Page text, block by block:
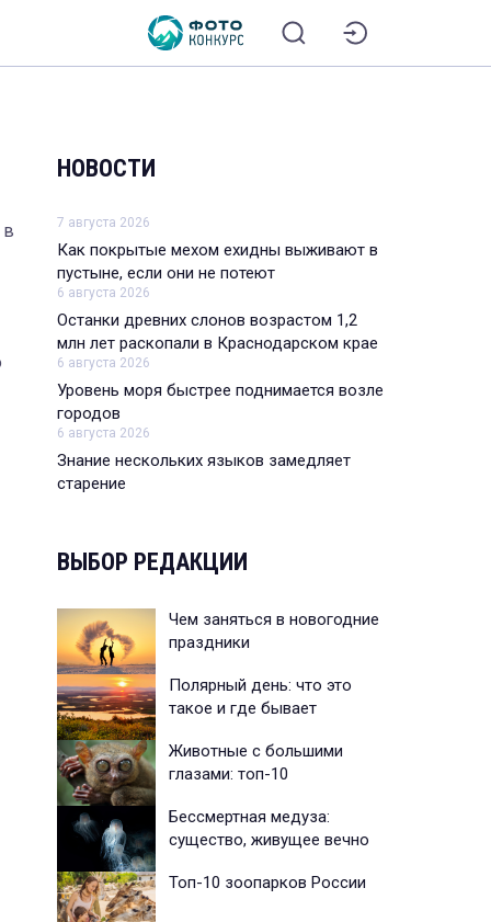
НОВОСТИ
7 августа 2026
Как покрытые мехом ехидны выживают в
пустыне, если они не потеют
6 августа 2026
Останки древних слонов возрастом 1,2
млн лет раскопали в Краснодарском крае
6 августа 2026
Уровень моря быстрее поднимается возле
городов
6 августа 2026
Знание нескольких языков замедляет
старение
ВЫБОР РЕДАКЦИИ
Чем заняться в новогодние
праздники
Полярный день: что это
такое и где бывает
Животные с большими
глазами: топ-10
Бессмертная медуза:
существо, живущее вечно
Топ-10 зоопарков России